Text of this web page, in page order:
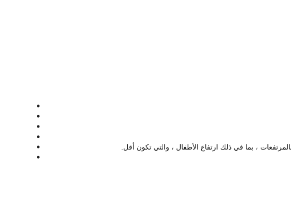
المرتفعات ، بما في ذلك ارتفاع الأطفال ، والتي تكون أقل.